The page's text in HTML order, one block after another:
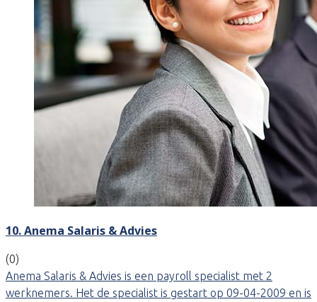
10. Anema Salaris & Advies
(0)
Anema Salaris & Advies is een payroll specialist met 2
werknemers. Het de specialist is gestart op 09-04-2009 en is